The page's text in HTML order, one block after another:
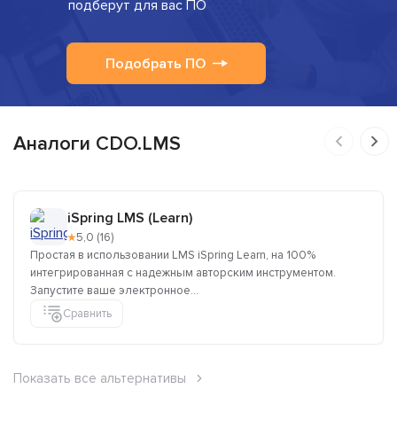
подберут для вас ПО
Подобрать ПО
Аналоги CDO.LMS
iSpring LMS (Learn)
★5,0 (16)
Простая в использовании LMS iSpring Learn, на 100%
интегрированная с надежным авторским инструментом.
Запустите ваше электронное...
Сравнить
Показать все альтернативы